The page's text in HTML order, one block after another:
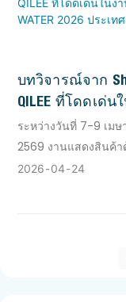
บทวิจารณ์จาก
QILEE ที่โดดเด่น
ASIA WATER 2026
ประเทศมาเลเซีย
ระหว่างวันที่ 7-9 เมษ
2569 งานแสดงสินค้า
บำบัดน้ำนานาชาติเอเ
สินค้าครั้งนี้เป็นงาน
2026 04 24